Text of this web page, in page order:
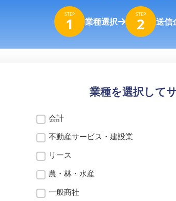
STEP
1 業種選択
STEP
2 送信
業種を選択して
会計
不動産サービス・建設業
リース
農・林・水産
一般商社